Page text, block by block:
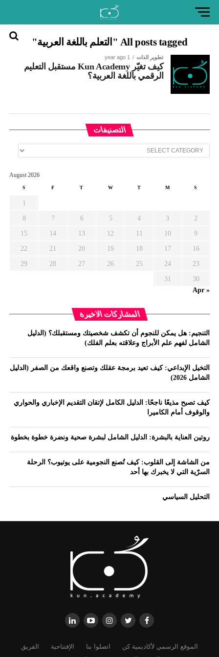
موقع
All posts tagged "التعلم باللغة العربية"
تطوير الذات 1 year ago
كيف تغيّر Kun Academy مستقبل التعليم
الرقمي باللغة العربية؟
التصنيفات
التصنيفات
August 2026
S
M
T
W
T
F
S
1
2
3
4
5
6
7
8
9
10
11
12
13
14
15
16
17
18
19
20
21
22
23
24
25
26
27
28
29
30
31
« Apr
المشاركات الاخيرة
التنجيم: هل يمكن للنجوم أن تكشف شخصيتك ومستقبلك؟ (الدليل
الشامل لفهم علم الأبراج وعلاقته بعلم الفلك)
التخيل الإبداعي: كيف تعيد برمجة عقلك وتصنع واقعك من الصفر (الدليل
الشامل 2026)
كيف تصبح مذيعًا ناجحًا: الدليل الكامل لإتقان التقديم الإخباري والحواري
والوقوف أمام الكاميرا
روتين العناية بالبشرة: الدليل الشامل لبشرة صحية ونضرة خطوة بخطوة
من الشاشة إلى القلوب: كيف تُصنع النجومية على يوتيوب؟ الرحلة
السرّية التي لا يخبرك بها أحد
التحليل السياسي
الموقع الرسمي لأكاديمية كن اتصلوا بنا الإفتتاحية
الفريق